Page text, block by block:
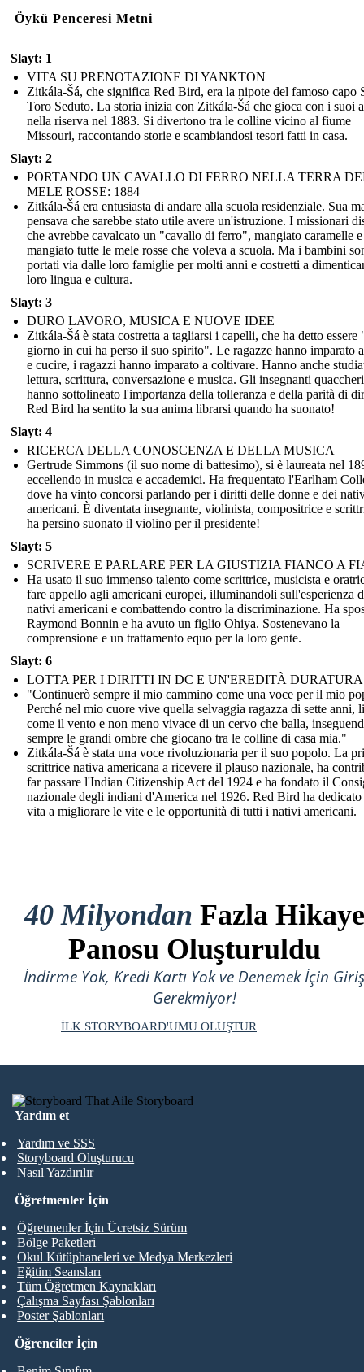
Öykü Penceresi Metni
Slayt: 1
VITA SU PRENOTAZIONE DI YANKTON
Zitkála-Šá, che significa Red Bird, era la nipote del famoso capo
Toro Seduto. La storia inizia con Zitkála-Šá che gioca con i suoi
nella riserva nel 1883. Si divertono tra le colline vicino al fiume
Missouri, raccontando storie e scambiandosi tesori fatti in casa.
Slayt: 2
PORTANDO UN CAVALLO DI FERRO NELLA TERRA
MELE ROSSE: 1884
Zitkála-Šá era entusiasta di andare alla scuola residenziale. Sua
pensava che sarebbe stato utile avere un'istruzione. I missionari
che avrebbe cavalcato un "cavallo di ferro", mangiato caramelle e
mangiato tutte le mele rosse che voleva a scuola. Ma i bambini
portati via dalle loro famiglie per molti anni e costretti a
loro lingua e cultura.
Slayt: 3
DURO LAVORO, MUSICA E NUOVE IDEE
Zitkála-Šá è stata costretta a tagliarsi i capelli, che ha detto essere
giorno in cui ha perso il suo spirito". Le ragazze hanno imparato
e cucire, i ragazzi hanno imparato a coltivare. Hanno anche
lettura, scrittura, conversazione e musica. Gli insegnanti quaccheri
hanno sottolineato l'importanza della tolleranza e della parità di
Red Bird ha sentito la sua anima librarsi quando ha suonato!
Slayt: 4
RICERCA DELLA CONOSCENZA E DELLA MUSICA
Gertrude Simmons (il suo nome di battesimo), si è laureata nel
eccellendo in musica e accademici. Ha frequentato l'Earlham
dove ha vinto concorsi parlando per i diritti delle donne e dei
americani. È diventata insegnante, violinista, compositrice e
ha persino suonato il violino per il presidente!
Slayt: 5
SCRIVERE E PARLARE PER LA GIUSTIZIA FIANCO A
Ha usato il suo immenso talento come scrittrice, musicista e
fare appello agli americani europei, illuminandoli sull'esperienza
nativi americani e combattendo contro la discriminazione. Ha
Raymond Bonnin e ha avuto un figlio Ohiya. Sostenevano la
comprensione e un trattamento equo per la loro gente.
Slayt: 6
LOTTA PER I DIRITTI IN DC E UN'EREDITÀ DURATURA
"Continuerò sempre il mio cammino come una voce per il mio
Perché nel mio cuore vive quella selvaggia ragazza di sette anni,
come il vento e non meno vivace di un cervo che balla,
sempre le grandi ombre che giocano tra le colline di casa mia."
Zitkála-Šá è stata una voce rivoluzionaria per il suo popolo. La
scrittrice nativa americana a ricevere il plauso nazionale, ha
far passare l'Indian Citizenship Act del 1924 e ha fondato il
nazionale degli indiani d'America nel 1926. Red Bird ha dedicato
vita a migliorare le vite e le opportunità di tutti i nativi americani.
40 Milyondan Fazla Hikaye
Panosu Oluşturuldu
İndirme Yok, Kredi Kartı Yok ve Denemek İçin Giriş
Gerekmiyor!
İLK STORYBOARD'UMU OLUŞTUR
Yardım et
Yardım ve SSS
Storyboard Oluşturucu
Nasıl Yazdırılır
Öğrenciler İçin
Öğretmenler İçin
Öğretmenler İçin Ücretsiz Sürüm
Bölge Paketleri
Okul Kütüphaneleri ve Medya Merkezleri
Eğitim Seansları
Tüm Öğretmen Kaynakları
Çalışma Sayfası Şablonları
Poster Şablonları